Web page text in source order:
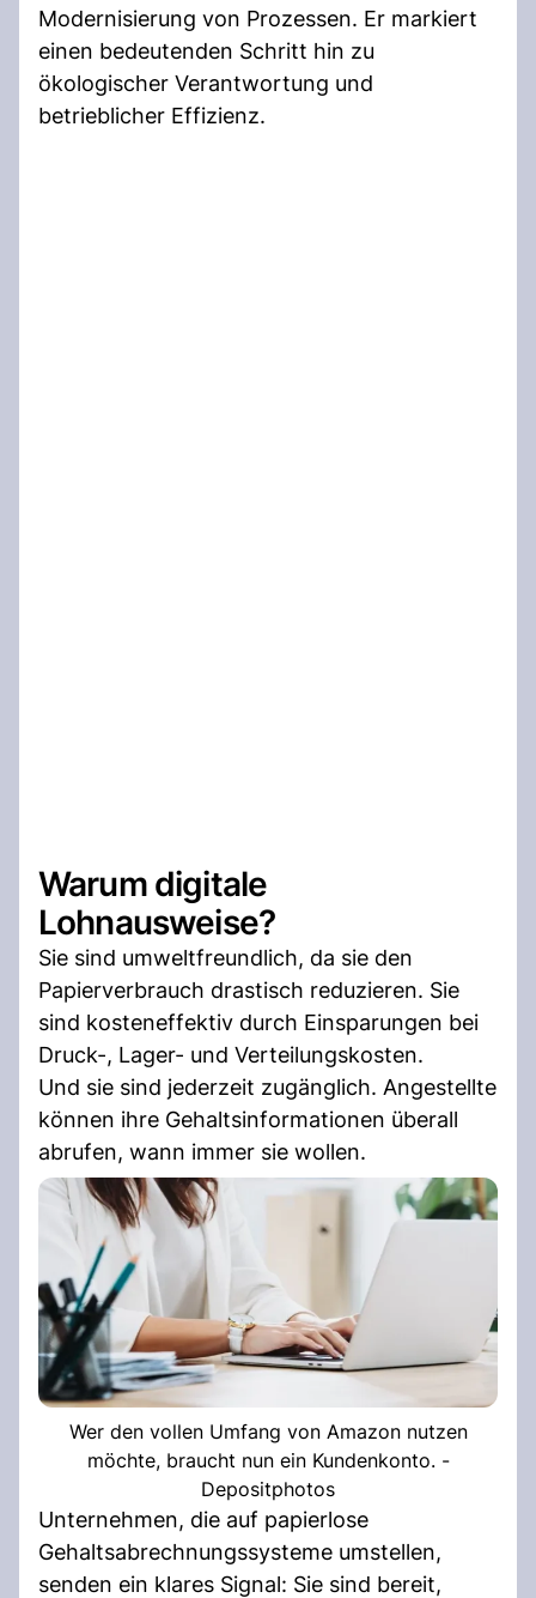
Modernisierung von Prozessen. Er markiert
einen bedeutenden Schritt hin zu
ökologischer Verantwortung und
betrieblicher Effizienz.
Warum digitale
Lohnausweise?
Sie sind umweltfreundlich, da sie den
Papierverbrauch drastisch reduzieren. Sie
sind kosteneffektiv durch Einsparungen bei
Druck-, Lager- und Verteilungskosten.
Und sie sind jederzeit zugänglich. Angestellte
können ihre Gehaltsinformationen überall
abrufen, wann immer sie wollen.
Wer den vollen Umfang von Amazon nutzen
möchte, braucht nun ein Kundenkonto. -
Depositphotos
Unternehmen, die auf papierlose
Gehaltsabrechnungssysteme umstellen,
senden ein klares Signal: Sie sind bereit,